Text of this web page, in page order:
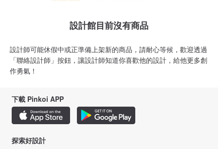
設計館目前沒有商品
設計師可能休假中或正準備上架新的商品，請耐心等候，歡迎透過
「聯絡設計師」按鈕，讓設計師知道你喜歡他的設計，給他更多創
作勇氣！
下載 Pinkoi APP
探索好設計